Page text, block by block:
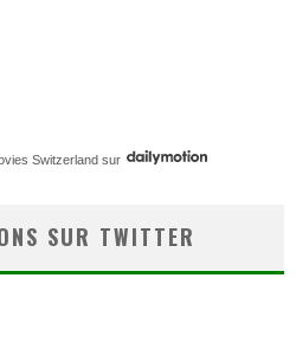
Switzerland sur
SUR TWITTER